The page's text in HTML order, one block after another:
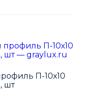
П-10х10
шт